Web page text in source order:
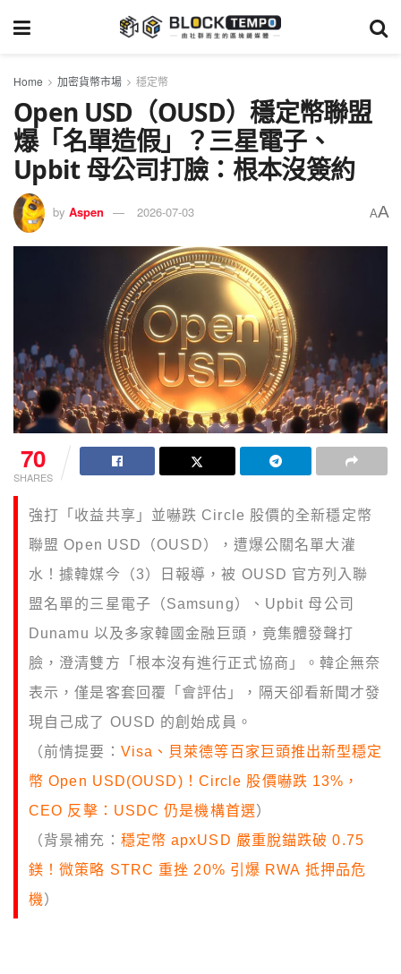
Home 加密貨幣市場 穩定幣
Open USD（OUSD）穩定幣聯盟
爆「名單造假」？三星電子、
Upbit 母公司打臉：根本沒簽約
by Aspen 2026-07-03 AA
70
SHARES
強打「收益共享」並嚇跌 Circle 股價的全新穩定幣
聯盟 Open USD（OUSD），遭爆公關名單大灌
水！據韓媒今（3）日報導，被 OUSD 官方列入聯
盟名單的三星電子（Samsung）、Upbit 母公司
Dunamu 以及多家韓國金融巨頭，竟集體發聲打
臉，澄清雙方「根本沒有進行正式協商」。韓企無奈
表示，僅是客套回覆「會評估」，隔天卻看新聞才發
現自己成了 OUSD 的創始成員。
（前情提要： Visa、貝萊德等百家巨頭推出新型穩定
幣 Open USD(OUSD)！Circle 股價嚇跌 13%，
CEO 反擊：USDC 仍是機構首選）
（背景補充： 穩定幣 apxUSD 嚴重脫錨跌破 0.75
鎂！微策略 STRC 重挫 20% 引爆 RWA 抵押品危
機）